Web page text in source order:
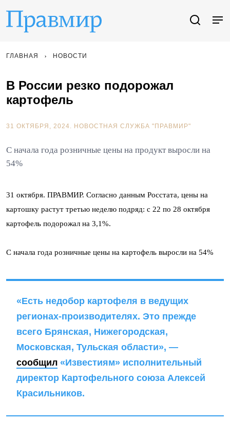
ГЛАВНАЯ НОВОСТИ
В России резко подорожал
картофель
31 ОКТЯБРЯ, 2024. НОВОСТНАЯ СЛУЖБА "ПРАВМИР"
С начала года розничные цены на продукт выросли на
54%
31 октября. ПРАВМИР. Согласно данным Росстата, цены на
картошку растут третью неделю подряд: с 22 по 28 октября
картофель подорожал на 3,1%.
С начала года розничные цены на картофель выросли на 54%
«Есть недобор картофеля в ведущих
регионах-производителях. Это прежде
всего Брянская, Нижегородская,
Московская, Тульская области», —
сообщил «Известиям» исполнительный
директор Картофельного союза Алексей
Красильников.